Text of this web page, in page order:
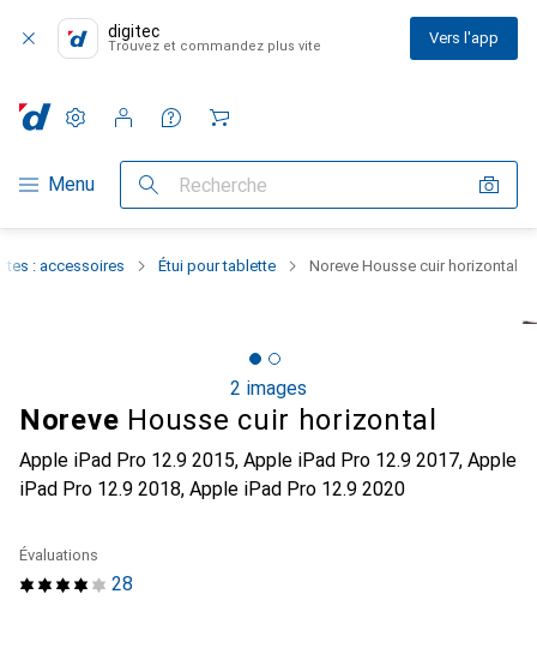
digitec
Trouvez et commandez plus vite Vers l'app
Navigation par catégorie
Menu Recherche
Paramètres
Compte client
Listes de comparaison
Listes d'envies
Panier
: accessoires Étui pour tablette Noreve Housse cuir horizontal
2 images
Noreve Housse cuir horizontal
Apple iPad Pro 12.9 2015, Apple iPad Pro 12.9 2017, Apple
iPad Pro 12.9 2018, Apple iPad Pro 12.9 2020
28
Évaluations